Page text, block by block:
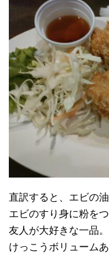
直訳すると、エビの油
エビのすり身に粉を
友人が大好きな一品
けっこうボリュームあ